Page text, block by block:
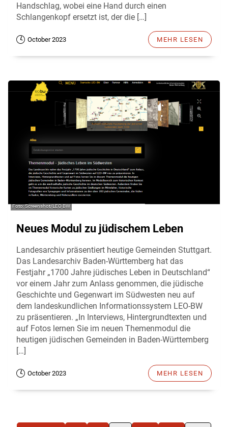
Handschlag, wobei eine Hand durch einen
Schlangenkopf ersetzt ist, der die […]
October 2023 MEHR LESEN
Screenshot/LEO BW
Neues Modul zu jüdischem Leben
Landesarchiv präsentiert heutige Gemeinden Stuttgart.
Das Landesarchiv Baden-Württemberg hat das
Festjahr „1700 Jahre jüdisches Leben in Deutschland“
vor einem Jahr zum Anlass genommen, die jüdische
Geschichte und Gegenwart im Südwesten neu auf
dem landeskundlichen Informationssystem LEO-BW
zu präsentieren. „In Interviews, Hintergrundtexten und
auf Fotos lernen Sie im neuen Themenmodul die
heutigen jüdischen Gemeinden in Baden-Württemberg
[…]
October 2023 MEHR LESEN